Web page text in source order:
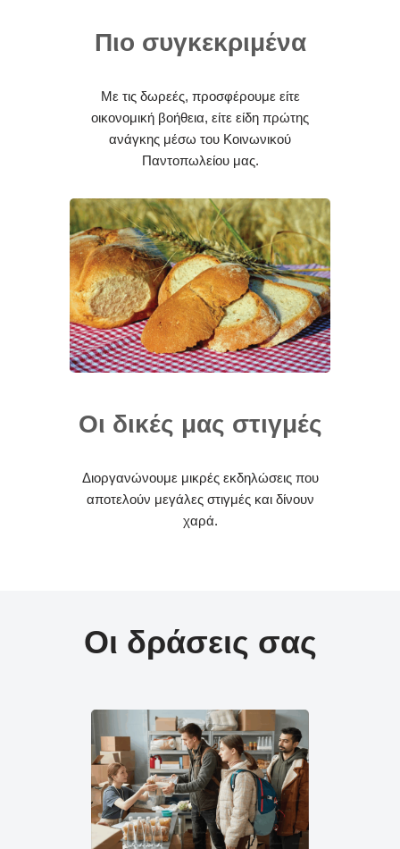
Πιο συγκεκριμένα
Με τις δωρεές, προσφέρουμε είτε
οικονομική βοήθεια, είτε είδη πρώτης
ανάγκης μέσω του Κοινωνικού
Παντοπωλείου μας.
Οι δικές μας στιγμές
Διοργανώνουμε μικρές εκδηλώσεις που
αποτελούν μεγάλες στιγμές και δίνουν
χαρά.
Οι δράσεις σας